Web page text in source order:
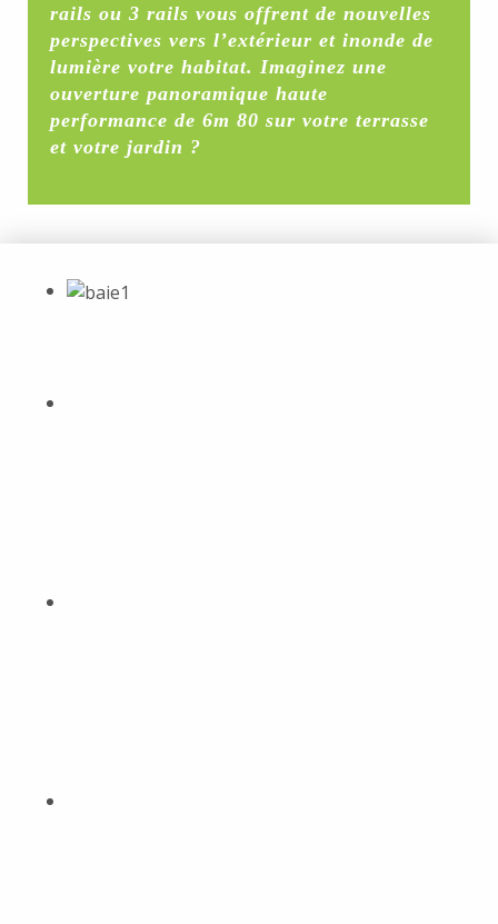
rails ou 3 rails vous offrent de nouvelles
perspectives vers l’extérieur et inonde de
lumière votre habitat. Imaginez une
ouverture panoramique haute
performance de 6m 80 sur votre terrasse
et votre jardin ?